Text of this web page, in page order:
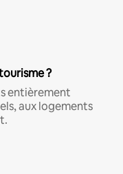
?
entièrement
aux logements